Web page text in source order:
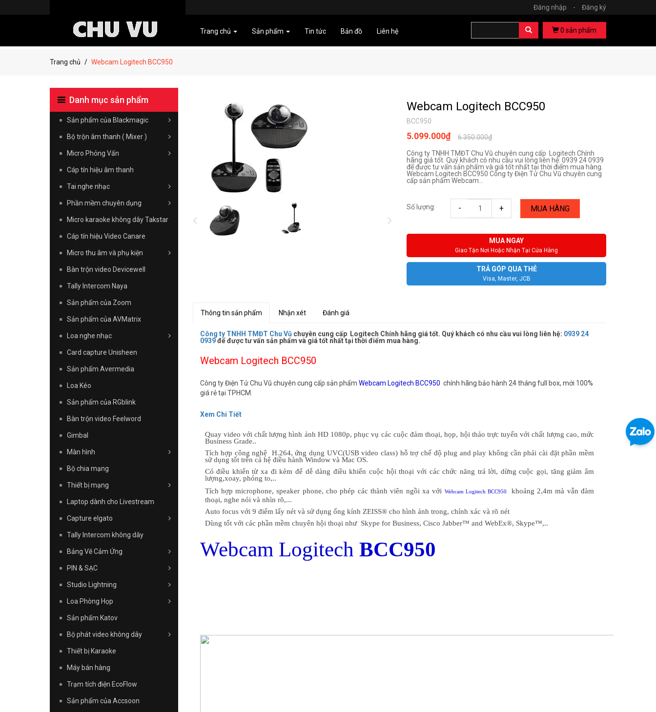
Đăng nhập - Đăng ký
Trang chủ Sản phẩm Tin tức Bản đồ Liên hệ 0 sản phẩm
Trang chủ Webcam Logitech BCC950
Webcam Logitech BCC950
BCC950
6.350.000₫
5.099.000₫
Công ty TNHH TMĐT Chu Vũ chuyên cung cấp Logitech Chính
hãng giá tốt. Quý khách có nhu cầu vui lòng liên hệ: 0939 24 0939
để được tư vấn sản phẩm và giá tốt nhất tại thời điểm mua hàng.
Webcam Logitech BCC950 Công ty Điện Tử Chu Vũ chuyên cung
cấp sản phẩm Webcam...
Số lượng: - + MUA HÀNG
MUA NGAY
Giao Tận Nơi Hoặc Nhận Tại Cửa Hàng
TRẢ GÓP QUA THẺ
Visa, Master, JCB
Thông tin sản phẩm Nhận xét Đánh giá
Công ty TNHH TMĐT Chu Vũ chuyên cung cấp Logitech Chính hãng giá tốt. Quý khách có nhu cầu vui lòng liên hệ: 0939 24
0939để được tư vấn sản phẩm và giá tốt nhất tại thời điểm mua hàng.
Webcam Logitech BCC950
Công ty Điện Tử Chu Vũ chuyên cung cấp sản phẩm Webcam Logitech BCC950 chính hãng bảo hành 24 tháng full box, mới 100%
giá rẻ tại TPHCM.
Xem Chi Tiết
Quay video với chất lượng hình ảnh HD 1080p, phục vụ các cuộc đảm thoại, họp, hội thảo trực tuyến với chất lượng cao, mức
Business Grade..
Tích hợp công nghệ H.264, ứng dụng UVC(USB video class) hỗ trợ chế độ plug and play không cần phải cài đặt phần mềm
sử dụng tốt trên cả hệ điều hành Window và Mac OS.
Có điều khiển từ xa đi kèm để dễ dàng điều khiển cuộc hội thoại với các chức năng trả lời, dừng cuộc gọi, tăng giảm âm
lượng,xoay, phóng to,..
Tích hợp microphone, speaker phone, cho phép các thành viên ngồi xa với Webcam Logitech BCC950
khoảng 2,4m mà vẫn đàm
thoại, nghe nói và nhìn rõ,...
Auto focus với 9 điểm lấy nét và sử dụng ống kính ZEISS® cho hình ảnh trong, chính xác và rõ nét
Dùng tốt với các phần mềm chuyên hội thoại như Skype for Business, Cisco Jabber™ and WebEx®, Skype™,..
Webcam Logitech BCC950
Danh mục sản phẩm
Sản phẩm của Blackmagic
Bộ trộn âm thanh ( Mixer )
Micro Phỏng Vấn
Cáp tín hiệu âm thanh
Tai nghe nhạc
Phần mềm chuyên dụng
Micro karaoke không dây Takstar
Cáp tín hiệu Video Canare
Micro thu âm và phụ kiện
Bàn trộn video Devicewell
Tally Intercom Naya
Sản phẩm của Zoom
Sản phẩm của AVMatrix
Loa nghe nhạc
Card capture Unisheen
Sản phẩm Avermedia
Loa Kéo
Sản phẩm của RGblink
Bàn trộn video Feelword
Gimbal
Màn hình
Bộ chia mạng
Thiết bị mạng
Laptop dành cho Livestream
Capture elgato
Tally Intercom không dây
Bảng Vẽ Cảm Ứng
PIN & SẠC
Studio Lightning
Loa Phòng Họp
Sản phẩm Katov
Bộ phát video không dây
Thiết bị Karaoke
Máy bán hàng
Trạm tích điện EcoFlow
Sản phẩm của Accsoon